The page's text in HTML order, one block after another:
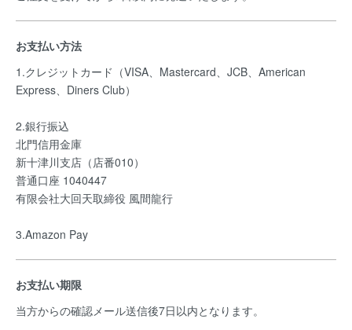
お支払い方法
1.クレジットカード（VISA、Mastercard、JCB、American
Express、Diners Club）
2.銀行振込
北門信用金庫
新十津川支店（店番010）
普通口座 1040447
有限会社大回天取締役 風間龍行
3.Amazon Pay
お支払い期限
当方からの確認メール送信後7日以内となります。